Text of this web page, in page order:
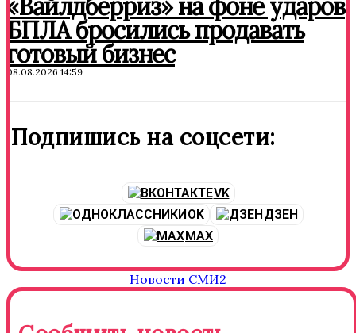
«Вайлдберриз» на фоне ударов
БПЛА бросились продавать
готовый бизнес
08.08.2026 14:59
Подпишись на соцсети:
VK
OK
ДЗЕН
MAX
Новости СМИ2